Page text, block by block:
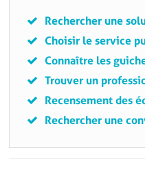
Rechercher une
Choisir le service
Connaître les
Trouver un
Recensement des
Rechercher une